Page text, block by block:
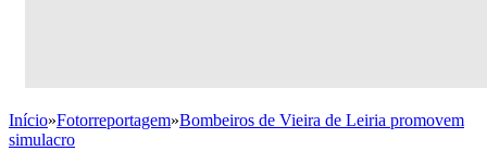
Início»Fotorreportagem»Bombeiros de Vieira de Leiria promovem
simulacro